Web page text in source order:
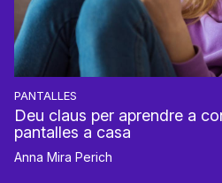
PANTALLES
Deu claus per aprendre a
pantalles a casa
Anna Mira Perich